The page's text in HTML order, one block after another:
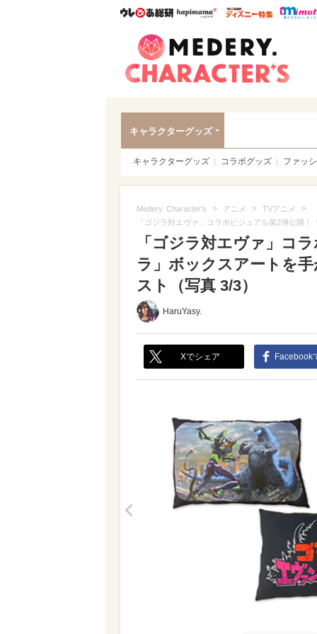
ウレぴあ総研ハピママ*
ウレぴ
キャラクターグッズ
キャラクターグッズ コラボグッズ ファッ
Medery. Character's > アニメ > TVアニメ >
「ゴジラ対エヴァ」コラボビジュアル第2弾公開
「ゴジラ対エヴァ」コ
ラ」ボックスアートを
スト（写真 3/3）
HaruYasy.
Xでシェア Facebook